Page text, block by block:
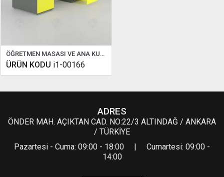
ÖĞRETMEN MASASI VE ANA KUMANDA PANELİ ( COMPAKT FİZİK )
ÜRÜN KODU i1-00166
ADRES
ÖNDER MAH. AÇIKTAN CAD. NO:22/3 ALTINDAĞ / ANKARA
/ TÜRKİYE
Pazartesi - Cuma: 09:00 - 18:00 | Cumartesi: 09:00 -
14:00